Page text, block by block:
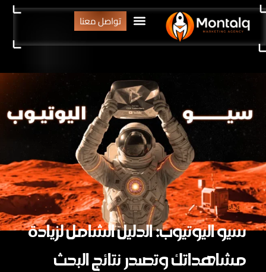
تواصل معنا
BLOG
سيو اليوتيوب: الدليل الشامل لزيادة
مشاهداتك وتصدر نتائج البحث